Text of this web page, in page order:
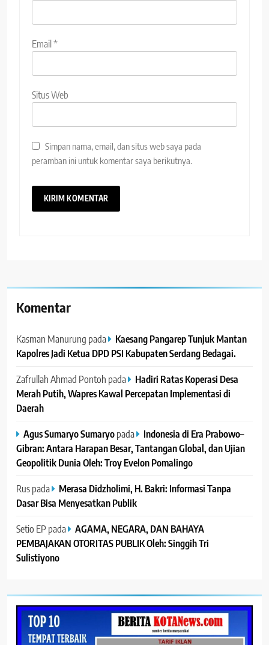
Email *
Situs Web
Simpan nama, email, dan situs web saya pada
peramban ini untuk komentar saya berikutnya.
Komentar
Kasman Manurung pada
Kaesang Pangarep Tunjuk Mantan
Kapolres Jadi Ketua DPD PSI Kabupaten Serdang Bedagai. ‎ ‎
Zafrullah Ahmad Pontoh pada
Hadiri Ratas Koperasi Desa
Merah Putih, Wapres Kawal Percepatan Implementasi di
Daerah
Agus Sumaryo Sumaryopada
Indonesia di Era Prabowo–
Gibran: Antara Harapan Besar, Tantangan Global, dan Ujian
Geopolitik Dunia Oleh: Troy Evelon Pomalingo
Ruspada
Merasa Didzholimi, H. Bakri: Informasi Tanpa
Dasar Bisa Menyesatkan Publik
Setio EP pada
AGAMA, NEGARA, DAN BAHAYA
PEMBAJAKAN OTORITAS PUBLIK Oleh: Singgih Tri
Sulistiyono